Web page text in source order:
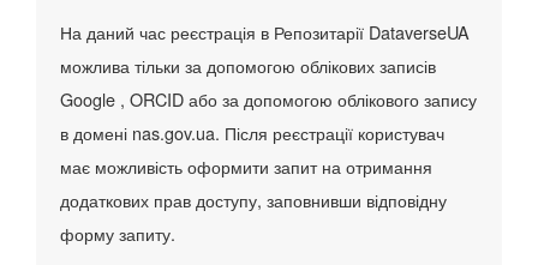
На даний час реєстрація в Репозитарії DataverseUA
можлива тільки за допомогою облікових записів
Google , ORCID або за допомогою облікового запису
в домені nas.gov.ua. Після реєстрації користувач
має можливість оформити запит на отримання
додаткових прав доступу, заповнивши відповідну
форму запиту.